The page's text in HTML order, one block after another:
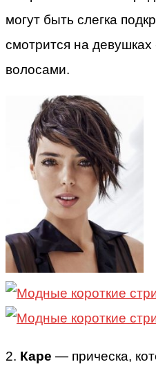
могут быть слегка
смотрится на
волосами.
2. Каре — прическа,